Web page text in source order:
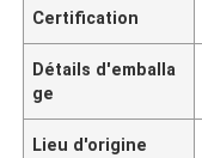
Certification
Détails d'emballa
ge
Lieu d'origine